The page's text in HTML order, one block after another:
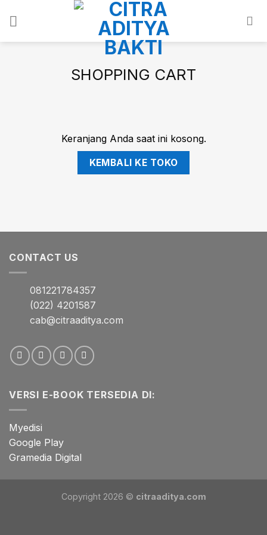
SHOPPING CART
Keranjang Anda saat ini kosong.
KEMBALI KE TOKO
CONTACT US
081221784357
(022) 4201587
cab@citraaditya.com
VERSI E-BOOK TERSEDIA DI:
Myedisi
Google Play
Gramedia Digital
Copyright 2026 © citraaditya.com